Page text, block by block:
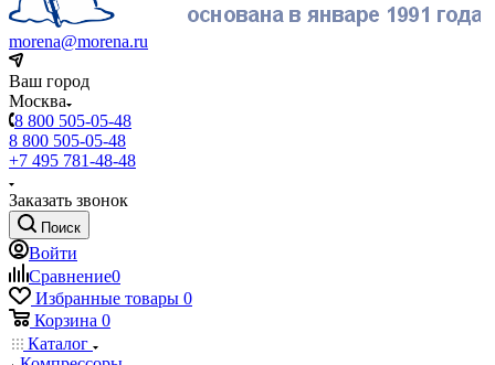
morena@morena.ru
Ваш город
Москва
8 800 505-05-48
8 800 505-05-48
+7 495 781-48-48
Заказать звонок
Поиск
Войти
Сравнение0
Избранные товары 0
Корзина 0
Каталог